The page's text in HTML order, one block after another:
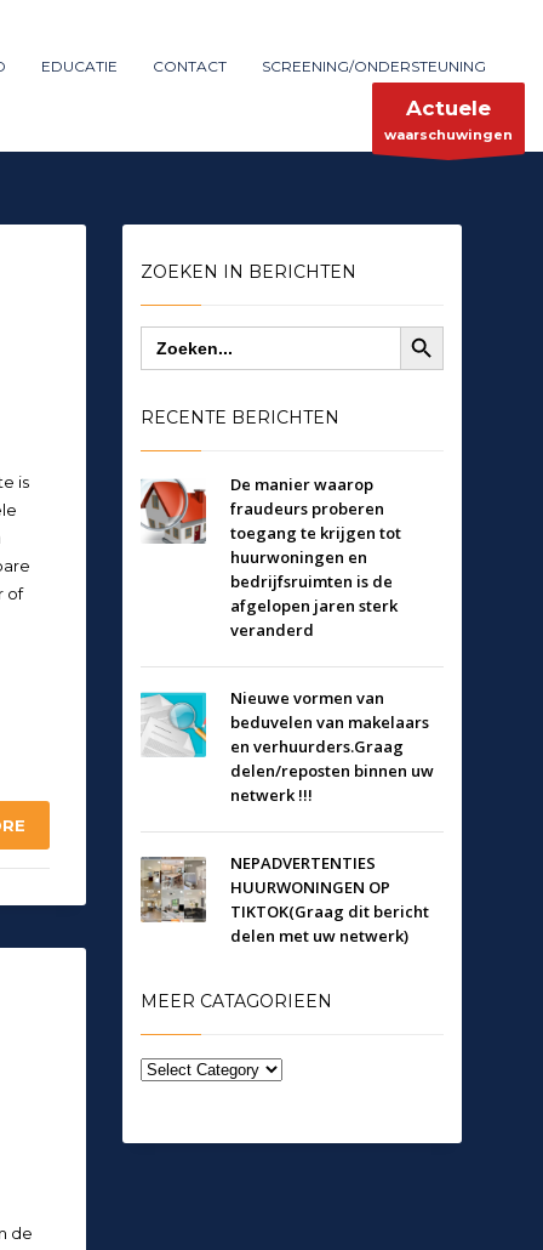
×
Mon-Fri 9:00AM - 6:00AM
EDUCATIE CONTACT SCREENING/ONDERSTEUNING
Actuele
waarschuwingen
is
of
de
ZOEKEN IN BERICHTEN
Zoek
naar:
Zoekknop
RECENTE BERICHTEN
De manier waarop
fraudeurs proberen
toegang te krijgen tot
huurwoningen en
bedrijfsruimten is de
afgelopen jaren sterk
veranderd
Nieuwe vormen van
beduvelen van makelaars
en verhuurders.Graag
delen/reposten binnen uw
netwerk !!!
NEPADVERTENTIES
HUURWONINGEN OP
TIKTOK(Graag dit bericht
delen met uw netwerk)
MEER CATAGORIEEN